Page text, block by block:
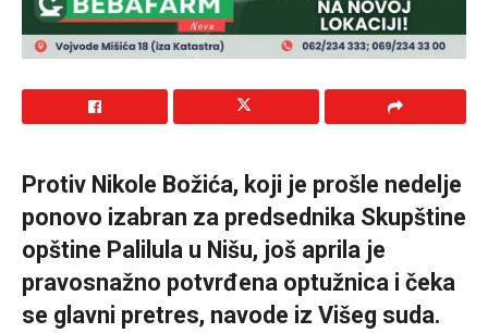
Protiv Nikole Božića, koji je prošle nedelje
ponovo izabran za predsednika Skupštine
opštine Palilula u Nišu, još aprila je
pravosnažno potvrđena optužnica i čeka
se glavni pretres, navode iz Višeg suda.